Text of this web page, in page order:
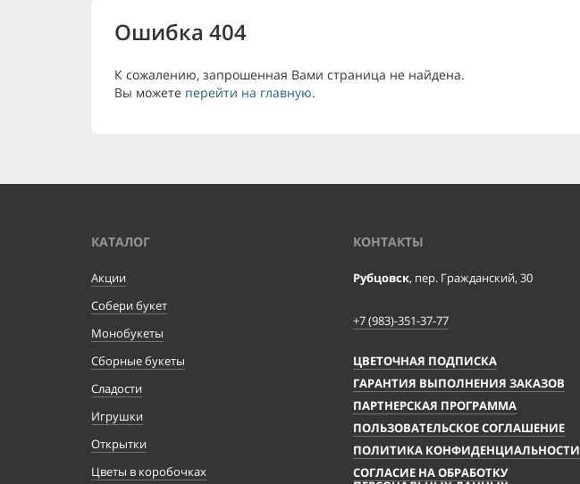
Ошибка 404
К сожалению, запрошенная Вами страница не найдена.
Вы можете перейти на главную.
КАТАЛОГ
Акции
Собери букет
Монобукеты
Сборные букеты
Сладости
Игрушки
Открытки
Цветы в коробочках
КОНТАКТЫ
Рубцовск, пер. Гражданский, 30
+7 (983)-351-37-77
ЦВЕТОЧНАЯ ПОДПИСКА
ГАРАНТИЯ ВЫПОЛНЕНИЯ ЗАКАЗОВ
ПАРТНЕРСКАЯ ПРОГРАММА
ПОЛЬЗОВАТЕЛЬСКОЕ СОГЛАШЕНИЕ
ПОЛИТИКА КОНФИДЕНЦИАЛЬНОСТИ
СОГЛАСИЕ НА ОБРАБОТКУ